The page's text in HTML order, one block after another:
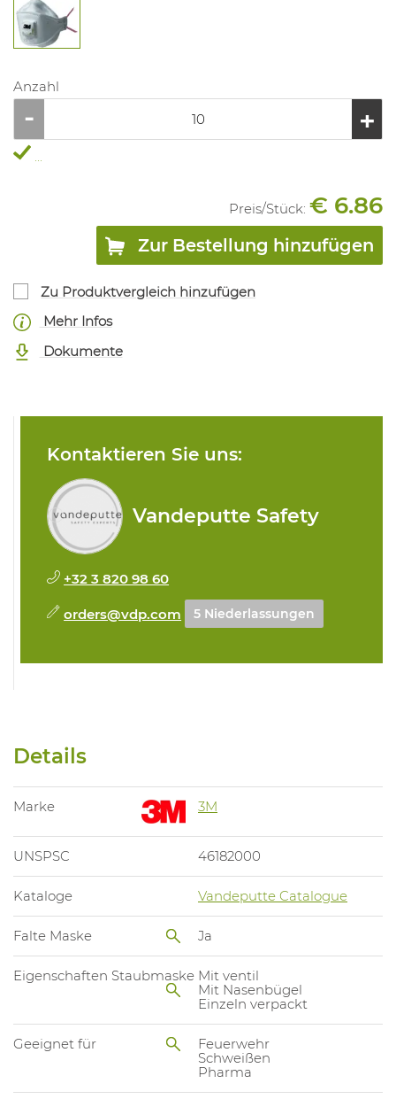
Anzahl
...
Preis/Stück: € 6.86
Zur Bestellung hinzufügen
Zu Produktvergleich hinzufügen
Mehr Infos
Dokumente
Kontaktieren Sie uns:
Vandeputte Safety
+32 3 820 98 60
orders@vdp.com 5 Niederlassungen
Details
Marke 3M
UNSPSC 46182000
Kataloge Vandeputte Catalogue
Falte Maske Ja
Eigenschaften Staubmaske Mit ventil
Mit Nasenbügel
Einzeln verpackt
Geeignet für
Feuerwehr
Schweißen
Pharma